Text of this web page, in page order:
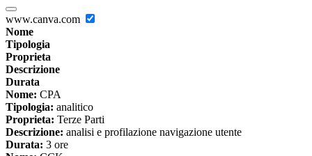
www.canva.com
Nome
Tipologia
Proprieta
Descrizione
Durata
Nome: CPA
Tipologia: analitico
Proprieta: Terze Parti
Descrizione: analisi e profilazione navigazione utente
Durata: 3 ore